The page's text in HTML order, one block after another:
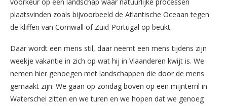
plaatsvinden zoals bijvoorbeeld de Atlantische Oceaan tegen
de kliffen van Cornwall of Zuid-Portugal op beukt.
Daar wordt een mens stil, daar neemt een mens tijdens zijn
weekje vakantie in zich op wat hij in Vlaanderen kwijt is. We
nemen hier genoegen met landschappen die door de mens
gemaakt zijn. We gaan op zondag boven op een mijnterril in
Waterschei zitten en we turen en we hopen dat we genoeg